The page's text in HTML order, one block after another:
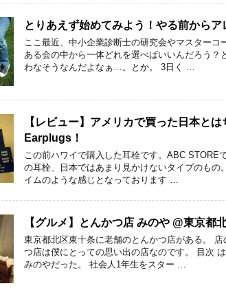
とりあえず始めてみよう！やる前からア
ここ最近、中小企業診断士の研究会やマスターコ
ある会の中から一体どれを選べばいいんだろう？
わなそうなんだよなぁ…。とか。 3日く …
【レビュー】アメリカで買った日本と
Earplugs！
この前ハワイで購入した耳栓です。ABC STORE
の耳栓、日本ではあまり見かけないタイプのもの
イムのような感じとなっております …
【グルメ】とんかつ店 みのや @東京都
東京都北区東十条に老舗のとんかつ店がある。
つ店は僕にとっての思い出の店なのです。 目次
みのやだった。 社会人1年生をスター …